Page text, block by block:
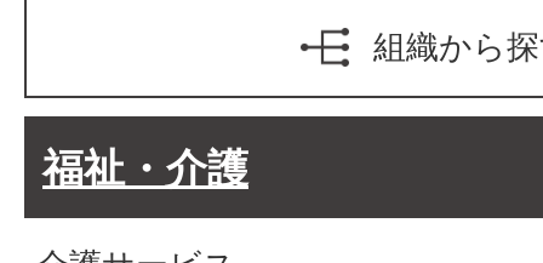
組織から
福祉・介護